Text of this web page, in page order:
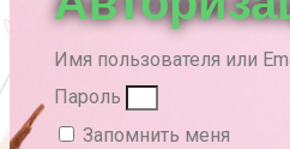
Имя пользователя или
Пароль
Запомнить меня